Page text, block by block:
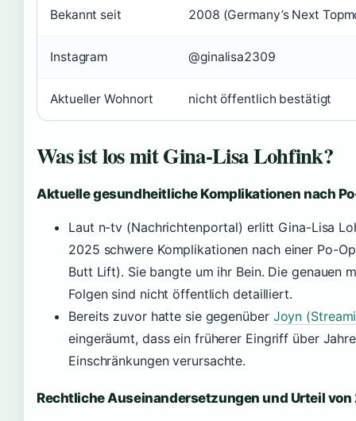
Bekannt seit 2008 (Germany’s Next
Instagram @ginalisa2309
Aktueller Wohnort nicht öffentlich bestätigt
Was ist los mit Gina-Lisa Lohfink?
Aktuelle gesundheitliche Komplikationen nach
Laut n-tv (Nachrichtenportal) erlitt Gina-Lisa
2025 schwere Komplikationen nach einer Po-
Butt Lift). Sie bangte um ihr Bein. Die genauen
Folgen sind nicht öffentlich detailliert.
Bereits zuvor hatte sie gegenüber Joyn
eingeräumt, dass ein früherer Eingriff über
Einschränkungen verursachte.
Rechtliche Auseinandersetzungen und Urteil von